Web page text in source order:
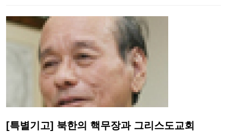
[특별기고] 북한의 핵무장과 그리스도교회